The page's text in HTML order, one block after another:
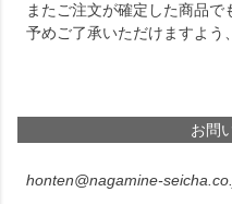
またご注文が確定した商品で
予めご了承いただけますよう
お問
honten@nagamine-